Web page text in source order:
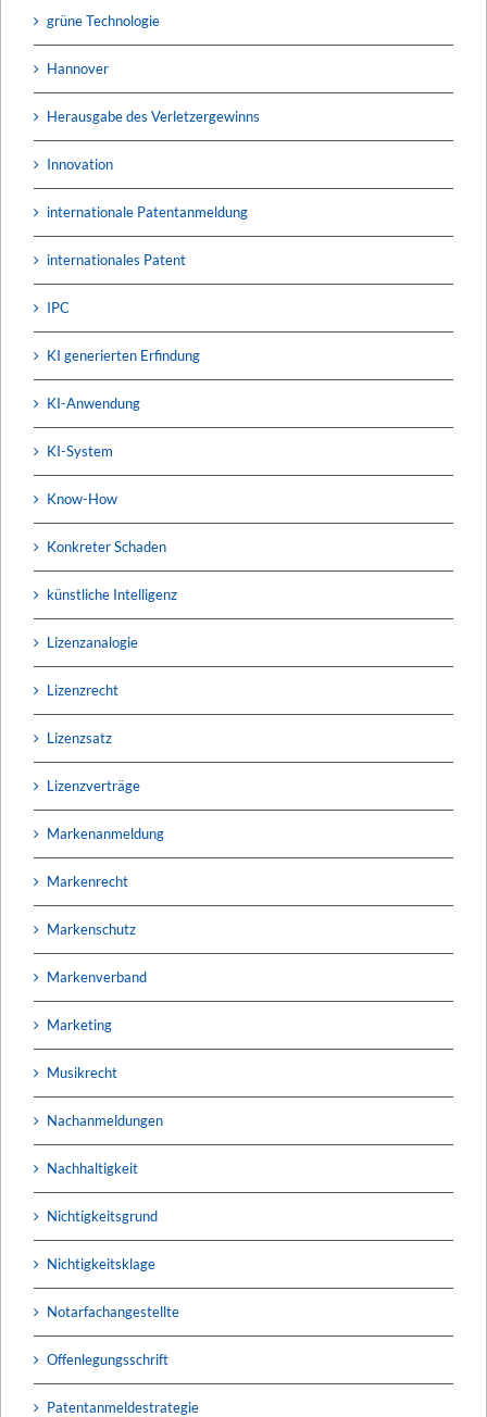
grüne Technologie
Hannover
Herausgabe des Verletzergewinns
Innovation
internationale Patentanmeldung
internationales Patent
IPC
KI generierten Erfindung
KI-Anwendung
KI-System
Know-How
Konkreter Schaden
künstliche Intelligenz
Lizenzanalogie
Lizenzrecht
Lizenzsatz
Lizenzverträge
Markenanmeldung
Markenrecht
Markenschutz
Markenverband
Marketing
Musikrecht
Nachanmeldungen
Nachhaltigkeit
Nichtigkeitsgrund
Nichtigkeitsklage
Notarfachangestellte
Offenlegungsschrift
Patentanmeldestrategie